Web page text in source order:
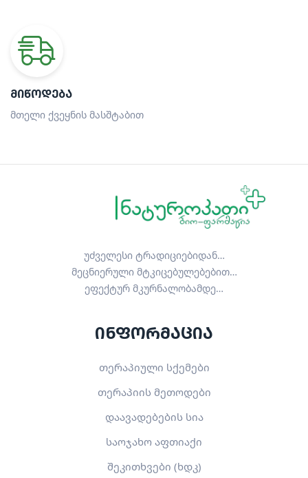
ᲛᲘᲬᲝᲓᲔᲑᲐ
მთელი ქვეყნის მასშტაბით
უძველესი ტრადიციებიდან…
მეცნიერული მტკიცებულებებით…
ეფექტურ მკურნალობამდე…
ინფორმაცია
თერაპიული სქემები
თერაპიის მეთოდები
დაავადებების სია
საოჯახო აფთიაქი
შეკითხვები (ხდკ)